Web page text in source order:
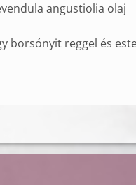
angustiolia olaj
borsónyit reggel és